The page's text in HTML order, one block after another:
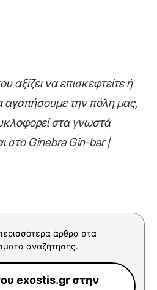
αξίζει να επισκεφτείτε ή
αγαπήσουμε την πόλη μας,
στα γνωστά
στο Ginebra Gin-bar |
άρθρα στα
αναζήτησης.
exostis.gr στην